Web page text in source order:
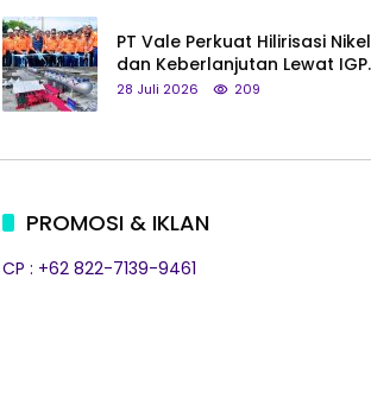
PT Vale Perkuat Hilirisasi Nikel
dan Keberlanjutan Lewat IGP
Morowali
28 Juli 2026 209
PROMOSI & IKLAN
CP : +62 822-7139-9461